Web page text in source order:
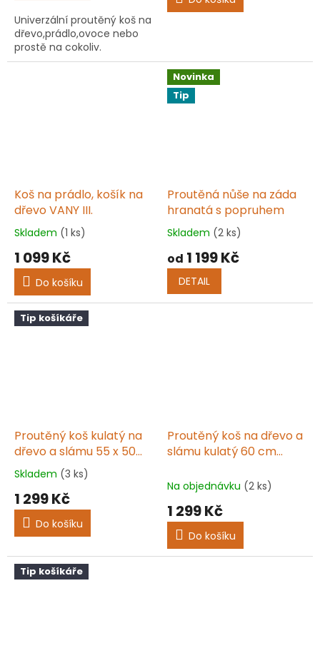
5
hvězdiček.
Univerzální proutěný koš na
dřevo,prádlo,ovoce nebo
prostě na cokoliv.
Koš na prádlo, košík na
dřevo VANY III.
Průměrné
hodnocení
produktu
5,0
z
hvězdiček.
Skladem (1 ks)
1 099 Kč
Do košíku
Novinka
Tip
Proutěná nůše na záda
hranatá s popruhem
Průměrné
produktu
5,0
z
Skladem (2 ks)
od 1 199 Kč
DETAIL
Tip košíkáře
Proutěný koš kulatý na
dřevo a slámu 55 x 50
cm
Průměrné
hodnocení
produktu
5,0
5
hvězdiček.
Skladem (3 ks)
1 299 Kč
Do košíku
Proutěný koš na dřevo a
slámu kulatý 60 cm
Na objednávku (2 ks)
1 299 Kč
Do košíku
Tip košíkáře